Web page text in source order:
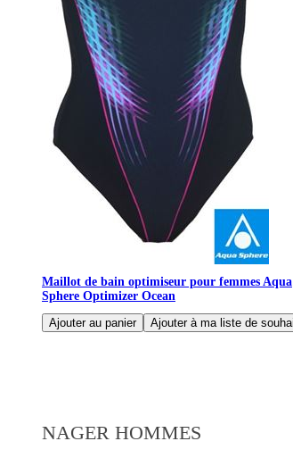
Maillot de bain optimiseur pour femmes Aqua
Sphere Optimizer Ocean
NAGER HOMMES